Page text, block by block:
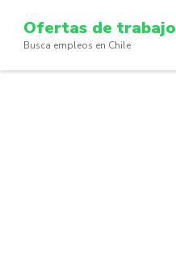
content
(Press
Ofertas de trabajo
Busca empleos en Chile